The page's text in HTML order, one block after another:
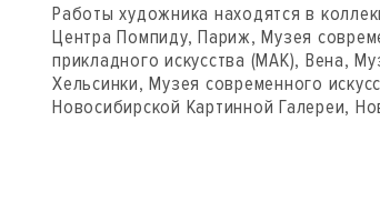
Работы художника находятся в
Центра Помпиду, Париж, Музея
прикладного искусства (МАК), Вена,
Хельсинки, Музея современного
Новосибирской Картинной Галереи,